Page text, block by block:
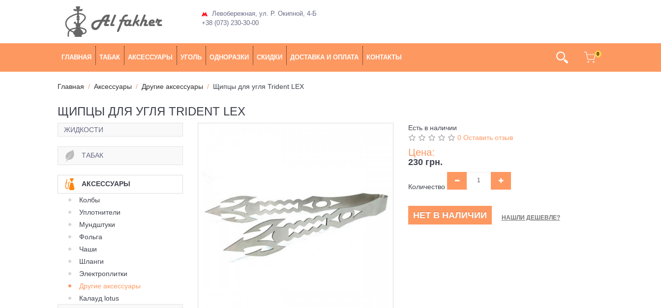
Левобережная, ул. Р. Окипной, 4-Б
+38 (073) 230-30-00
ГЛАВНАЯ ТАБАК АКСЕССУАРЫ УГОЛЬ ОДНОРАЗКИ СКИДКИ ДОСТАВКА И ОПЛАТА КОНТАКТЫ 0
Главная Аксессуары Другие аксессуары Щипцы для угля Trident LEX
ЩИПЦЫ ДЛЯ УГЛЯ TRIDENT LEX
ЖИДКОСТИ
ТАБАК
АКСЕССУАРЫ
Колбы
Уплотнители
Мундштуки
Фольга
Чаши
Шланги
Электроплитки
Другие аксессуары
Калауд lotus
Есть в наличии
0 Оставить отзыв
Цена:
230 грн.
Количество
НЕТ В НАЛИЧИИ НАШЛИ ДЕШЕВЛЕ?